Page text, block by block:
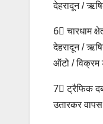
देहरादून /
6⃣ चारधाम
देहरादून /
ऑटो / विक्रम
7⃣ ट्रैफिक
उतारकर